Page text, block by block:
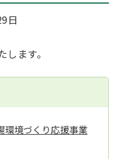
日
ます。
環境づくり応援事業